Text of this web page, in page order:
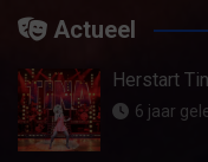
Actueel
Herstart
6 jaar